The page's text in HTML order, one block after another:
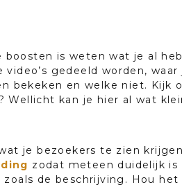
is weten wat je al
gedeeld worden, waar
bekeken en welke niet. Kijk
Wellicht kan je hier al wat
je bezoekers te zien
zodat meteen duidelijk is
de beschrijving. Hou het